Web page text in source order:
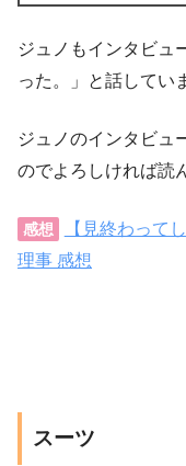
ジュノもインタビュ
った。」と話してい
ジュノのインタビュ
のでよろしければ読
感想
【見終わって
理事 感想
スーツ